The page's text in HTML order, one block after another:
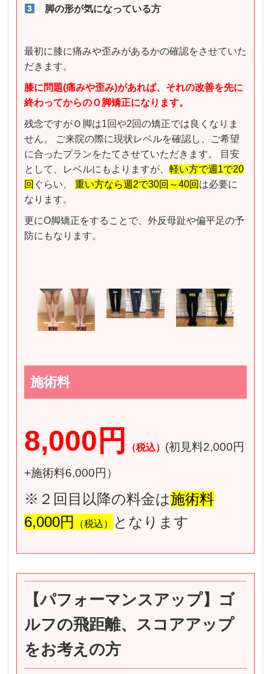
脚の形が気になっている方
最初に膝に痛みや歪みがあるかの確認をさせていた
だきます。
膝に問題(痛みや歪み)があれば、それの改善を先に
終わってからのＯ脚矯正になります。
残念ですがＯ脚は1回や2回の矯正では良くなりま
せん。 ご来院の際に現状レベルを確認し、ご希望
に合ったプランをたてさせていただきます。 目安
として、レベルにもよりますが、 軽い方で週1で20
回 ぐらい、 重い方なら週2で30回～40回 は必要に
なります。
更にO脚矯正をすることで、外反母趾や偏平足の予
防にもなります。
施術料
8,000円 （税込） (初見料2,000円
+施術料6,000円）
※２回目以降の料金は施術料
6,000円
（税込） となります
【パフォーマンスアップ】ゴ
ルフの飛距離、スコアアップ
をお考えの方